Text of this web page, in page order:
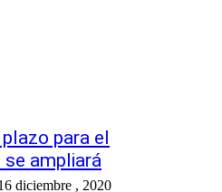
para el
ampliará
diciembre , 2020